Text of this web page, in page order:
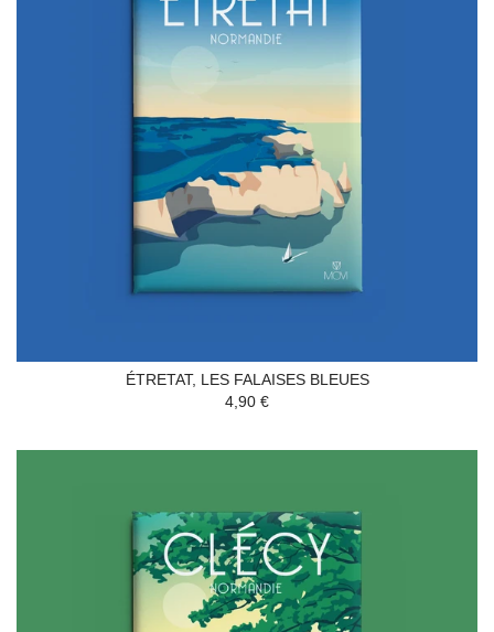
ÉTRETAT, LES FALAISES BLEUES
4,90 €